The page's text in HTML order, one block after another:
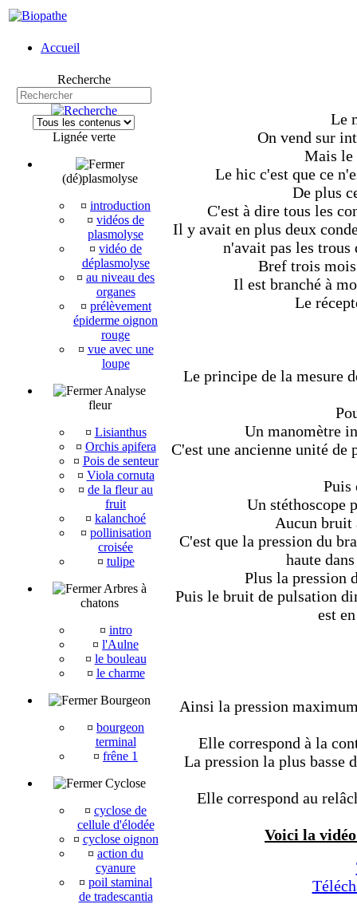
Accueil
Recherche
Lignée verte
(dé)plasmolyse
¤ introduction
¤ vidéos de
plasmolyse
¤ vidéo de
déplasmolyse
¤ au niveau des
organes
¤ prélèvement
épiderme oignon
rouge
¤ vue avec une
loupe
Analyse
fleur
¤ Lisianthus
¤ Orchis apifera
¤ Pois de senteur
¤ Viola cornuta
¤ de la fleur au
fruit
¤ kalanchoé
¤ pollinisation
croisée
¤ tulipe
Arbres à
chatons
¤ intro
¤ l'Aulne
¤ le bouleau
¤ le charme
Bourgeon
¤ bourgeon
terminal
¤ frêne 1
Cyclose
¤ cyclose de
cellule d'élodée
¤ cyclose oignon
¤ action du
cyanure
¤ poil staminal
de tradescantia
Le
On vend sur
Mais le
Le hic c'est que ce
De plus
C'est à dire tous les
Il y avait en plus deux
n'avait pas les
Bref trois
Il est branché à
Le
Le principe de la mesure
Un manomètre
C'est une ancienne unité
Puis
Un stéthoscope
Aucun bruit
C'est que la pression du
haute
Plus la pression
Puis le bruit de pulsation
est
Ainsi la pression
Elle correspond à la
La pression la plus basse
Elle correspond au
Voici la